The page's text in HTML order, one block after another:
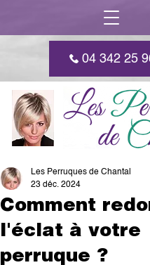
04 342 25
Comment
l'éclat à votre
perruque ?
Les Perruques de Chantal
23 déc. 2024